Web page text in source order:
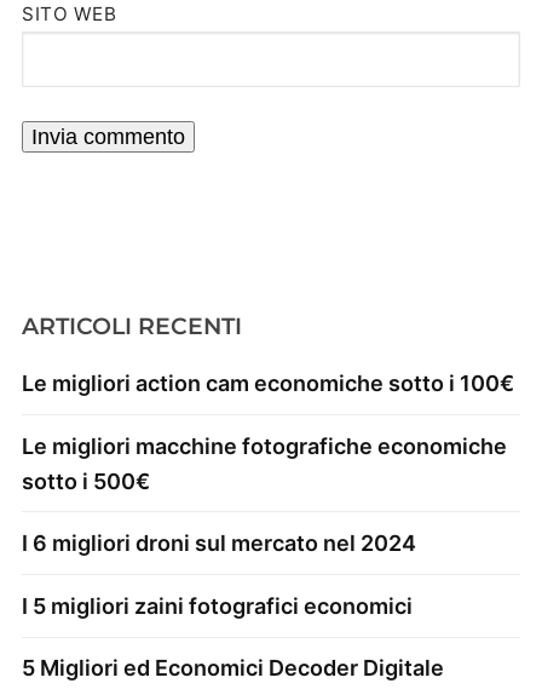
SITO WEB
ARTICOLI RECENTI
Le migliori action cam economiche sotto i 100€
Le migliori macchine fotografiche economiche
sotto i 500€
I 6 migliori droni sul mercato nel 2024
I 5 migliori zaini fotografici economici
5 Migliori ed Economici Decoder Digitale